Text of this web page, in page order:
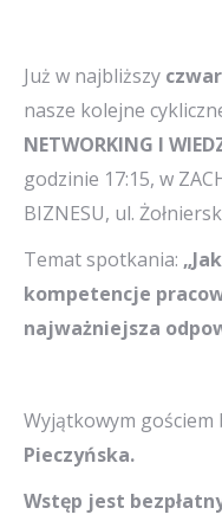
Już w najbliższy
nasze kolejne
NETWORKING I
godzinie 17:15, w
BIZNESU, ul.
Temat spotkania:
kompetencje
najważniejsza
Wyjątkowym gościem
Pieczyńska.
Wstęp jest